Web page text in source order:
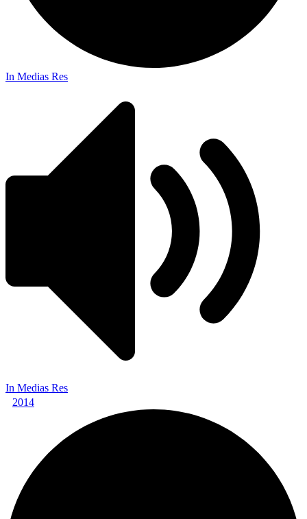
In Medias Res
In Medias Res
2014